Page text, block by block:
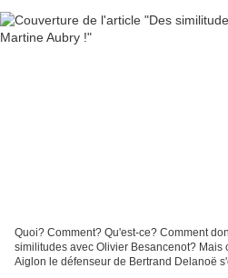
Quoi? Comment? Qu'est-ce? Comment
similitudes avec Olivier Besancenot? Mais
Aiglon le défenseur de Bertrand Delanoë